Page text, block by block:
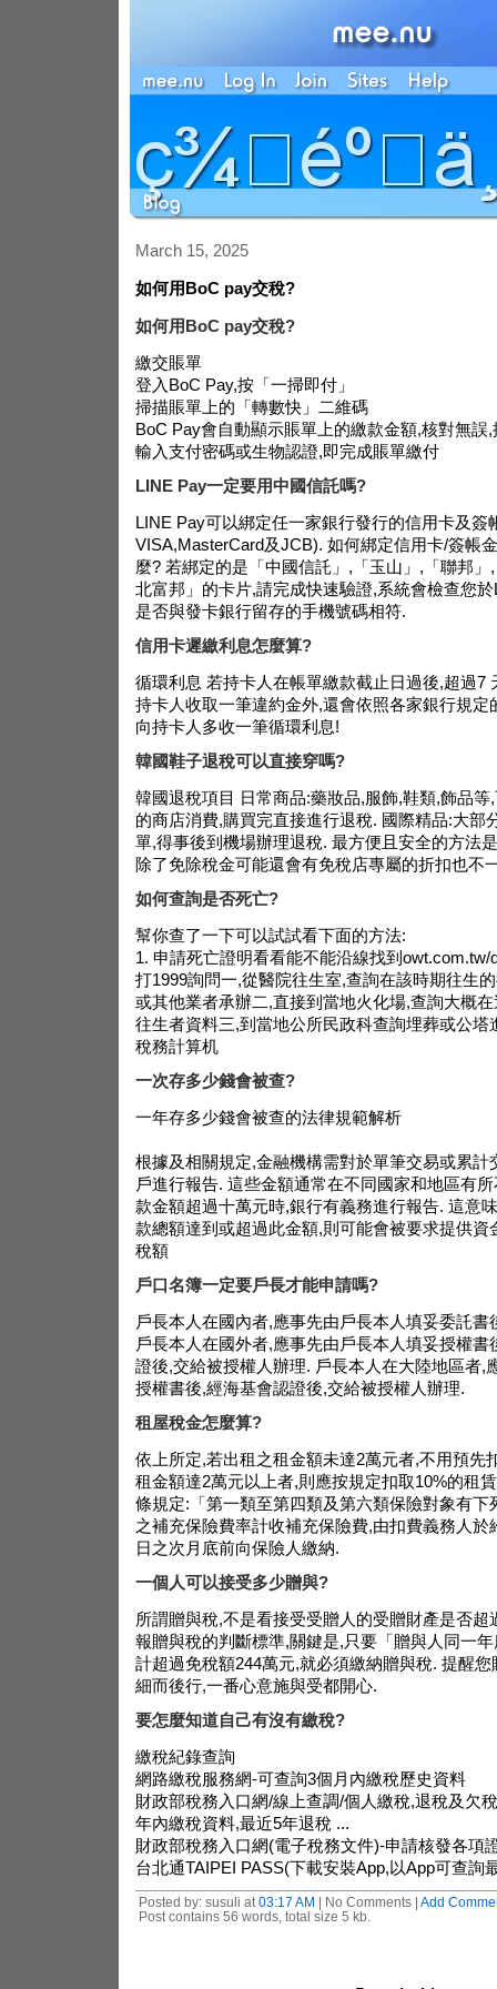
March 15, 2025
如何用BoC pay交稅?
如何用BoC pay交稅?
繳交賬單
登入BoC Pay,按「一掃即付」
掃描賬單上的「轉數快」二維碼
BoC Pay會自動顯示賬單上的繳款金額,核對無誤
輸入支付密碼或生物認證,即完成賬單繳付
LINE Pay一定要用中國信託嗎?
LINE Pay可以綁定任一家銀行發行的信用卡及簽
VISA,MasterCard及JCB). 如何綁定信用卡/簽帳
麼? 若綁定的是「中國信託」,「玉山」,「聯邦」
北富邦」的卡片,請完成快速驗證,系統會檢查您
是否與發卡銀行留存的手機號碼相符.
信用卡遲繳利息怎麼算?
循環利息 若持卡人在帳單繳款截止日過後,超過7
持卡人收取一筆違約金外,還會依照各家銀行規定
向持卡人多收一筆循環利息!
韓國鞋子退稅可以直接穿嗎?
韓國退稅項目 日常商品:藥妝品,服飾,鞋類,飾品等
的商店消費,購買完直接進行退稅. 國際精品:大部
單,得事後到機場辦理退稅. 最方便且安全的方法
除了免除稅金可能還會有免稅店專屬的折扣也不
如何查詢是否死亡?
幫你查了一下可以試試看下面的方法:
1. 申請死亡證明看看能不能沿線找到owt.com.tw/
打1999詢問一,從醫院往生室,查詢在該時期往生
或其他業者承辦二,直接到當地火化場,查詢大概
往生者資料三,到當地公所民政科查詢埋葬或公塔
稅務計算机
一次存多少錢會被查?
一年存多少錢會被查的法律規範解析
根據及相關規定,金融機構需對於單筆交易或累計
戶進行報告. 這些金額通常在不同國家和地區有
款金額超過十萬元時,銀行有義務進行報告. 這意
款總額達到或超過此金額,則可能會被要求提供資
稅額
戶口名簿一定要戶長才能申請嗎?
戶長本人在國內者,應事先由戶長本人填妥委託書
戶長本人在國外者,應事先由戶長本人填妥授權書
證後,交給被授權人辦理. 戶長本人在大陸地區者,
授權書後,經海基會認證後,交給被授權人辦理.
租屋稅金怎麼算?
依上所定,若出租之租金額未達2萬元者,不用預先
租金額達2萬元以上者,則應按規定扣取10%的租
條規定:「第一類至第四類及第六類保險對象有下
之補充保險費率計收補充保險費,由扣費義務人於
日之次月底前向保險人繳納.
一個人可以接受多少贈與?
所謂贈與稅,不是看接受受贈人的受贈財產是否超
報贈與稅的判斷標準,關鍵是,只要「贈與人同一
計超過免稅額244萬元,就必須繳納贈與稅. 提醒
細而後行,一番心意施與受都開心.
要怎麼知道自己有沒有繳稅?
繳稅紀錄查詢
網路繳稅服務網-可查詢3個月內繳稅歷史資料
財政部稅務入口網/線上查調/個人繳稅,退稅及欠
年內繳稅資料,最近5年退稅 ...
財政部稅務入口網(電子稅務文件)-申請核發各項
台北通TAIPEI PASS(下載安裝App,以App可查詢
Posted by: susuli at 03:17 AM | No Comments | Add
Post contains 56 words, total size 5 kb.